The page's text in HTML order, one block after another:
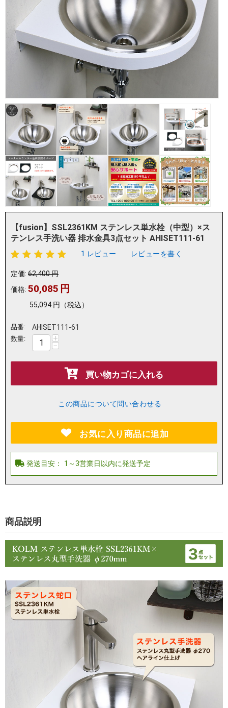
【fusion】SSL2361KM ステンレス単水栓（中型）×ス
テンレス手洗い器 排水金具3点セット AHISET111-61
1 レビュー レビューを書く
定価: 62,400円
価格: 50,085 円
55,094 円 （税込）
品番: AHISET111-61
数量: +
−
買い物カゴに入れる
この商品について問い合わせる
お気に入り商品に追加
商品説明